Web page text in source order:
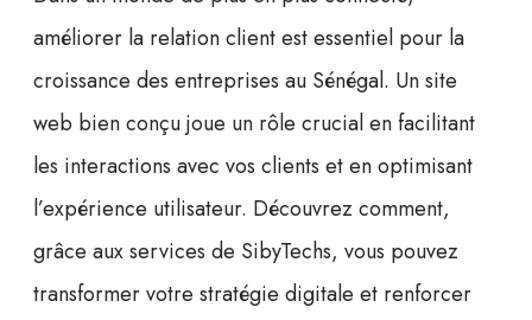
améliorer la relation clientest essentiel pour la
croissance des entreprises au Sénégal. Un site
web bien conçu joue un rôle crucial en facilitant
les interactions avec vos clients et en optimisant
l’expérience utilisateur. Découvrez comment,
grâce aux services de SibyTechs, vous pouvez
transformer votre stratégie digitale et renforcer